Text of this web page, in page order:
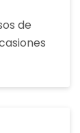
de